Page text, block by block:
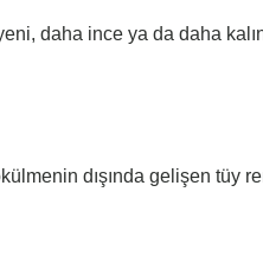
daha ince ya da daha
dışında gelişen tüy